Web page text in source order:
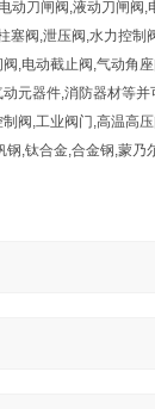
动刀闸阀,液动刀闸阀
塞阀,泄压阀,水力控制
,电动截止阀,气动角
元器件,消防器材等
阀,工业阀门,高温高
,钛合金,合金钢,蒙乃